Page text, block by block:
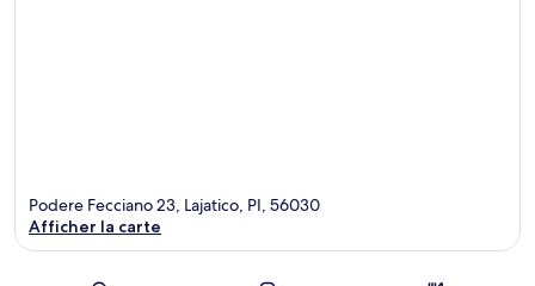
Podere Fecciano 23, Lajatico, PI, 56030
Afficher la carte